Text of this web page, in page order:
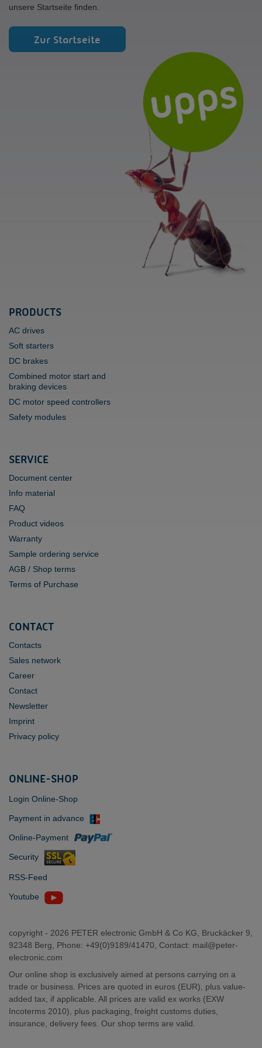
unsere Startseite finden.
Zur Startseite
PRODUCTS
AC drives
Soft starters
DC brakes
Combined motor start and
braking devices
DC motor speed controllers
Safety modules
SERVICE
Document center
Info material
FAQ
Product videos
Warranty
Sample ordering service
AGB / Shop terms
Terms of Purchase
CONTACT
Contacts
Sales network
Career
Contact
Newsletter
Imprint
Privacy policy
ONLINE-SHOP
Login Online-Shop
Payment in advance
Online-Payment
Security
RSS-Feed
Youtube
copyright - 2026 PETER electronic GmbH & Co KG, Bruckäcker 9,
92348 Berg, Phone: +49(0)9189/41470, Contact: mail@peter-
electronic.com
Our online shop is exclusively aimed at persons carrying on a
trade or business. Prices are quoted in euros (EUR), plus value-
added tax, if applicable. All prices are valid ex works (EXW
Incoterms 2010), plus packaging, freight customs duties,
insurance, delivery fees. Our shop terms are valid.